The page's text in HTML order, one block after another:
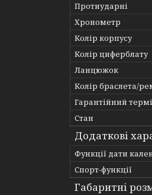
Протиударні
Хронометр
Колір корпусу
Колір циферблату
Ланцюжок
Колір браслета/
Гарантійний
Стан
Додаткові
Функції дати
Спорт-функції
Габаритні